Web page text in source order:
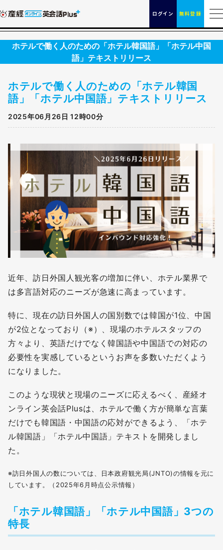
ログイン 無料登録
ホテルで働く人のための「ホテル韓国語」「ホテル中国
語」テキストリリース
ホテルで働く人のための「ホテル韓国
語」「ホテル中国語」テキストリリース
2025年06月26日 12時00分
近年、訪日外国人観光客の増加に伴い、ホテル業界で
は多言語対応のニーズが急速に高まっています。
特に、現在の訪日外国人の国別数では韓国が1位、中国
が2位となっており（※）、現場のホテルスタッフの
方々より、英語だけでなく韓国語や中国語での対応の
必要性を実感しているというお声を多数いただくよう
になりました。
このような現状と現場のニーズに応えるべく、産経オ
ンライン英会話Plusは、ホテルで働く方が簡単な言葉
だけでも韓国語・中国語の応対ができるよう、「ホテ
ル韓国語」「ホテル中国語」テキストを開発しまし
た。
※訪日外国人の数については、日本政府観光局(JNTO)の情報を元に
しています。（2025年6月時点公示情報）
「ホテル韓国語」「ホテル中国語」3つの
特長